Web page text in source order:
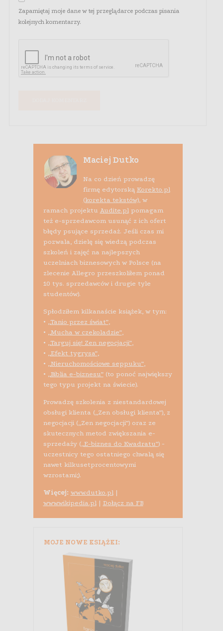
Zapamiętaj moje dane w tej przeglądarce podczas pisania
kolejnych komentarzy.
Maciej Dutko
Na co dzień prowadzę
firmę edytorską Korekto.pl
(korekta tekstów), w
ramach projektu Audite.plpomagam
też e-sprzedawcom usunąć z ich ofert
błędy psujące sprzedaż. Jeśli czas mi
pozwala, dzielę się wiedzą podczas
szkoleń i zajęć na najlepszych
uczelniach biznesowych w Polsce (na
zlecenie Allegro przeszkoliłem ponad
10 tys. sprzedawców i drugie tyle
studentów).
Spłodziłem kilkanaście książek, w tym:
• „Tanio przez świat”,
• „Mucha w czekoladzie”,
• „Targuj się! Zen negocjacji”,
• „Efekt tygrysa”,
• „Nieruchomościowe seppuku”,
• „Biblia e-biznesu”(to ponoć największy
tego typu projekt na świecie).
Prowadzę szkolenia z niestandardowej
obsługi klienta („Zen obsługi klienta”), z
negocjacji („Zen negocjacji”) oraz ze
skutecznych metod zwiększania e-
sprzedaży („E-biznes do Kwadratu”) -
uczestnicy tego ostatniego chwalą się
nawet kilkusetprocentowymi
wzrostami;).
Więcej: www.dutko.pl|
www.wikipedia.pl| Dołącz na FB
MOJE NOWE KSIĄŻKI: